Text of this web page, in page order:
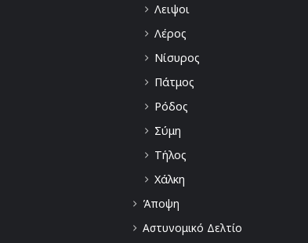
Λειψοι
Λέρος
Νίσυρος
Πάτμος
Ρόδος
Σύμη
Τήλος
Χάλκη
Άποψη
Αστυνομικό Δελτίο